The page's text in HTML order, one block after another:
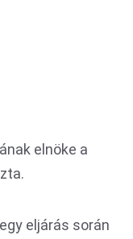
elnöke a
eljárás során